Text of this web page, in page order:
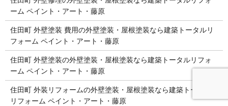
ーム ペイント・アート・藤原
住田町 外壁塗装 費用の外壁塗装・屋根塗装なら建築トータルリ
フォーム ペイント・アート・藤原
住田町 外壁塗装の外壁塗装・屋根塗装なら建築トータルリフォ
ーム ペイント・アート・藤原
住田町 外装リフォームの外壁塗装・屋根塗装なら建築トータル
リフォーム ペイント・アート・藤原